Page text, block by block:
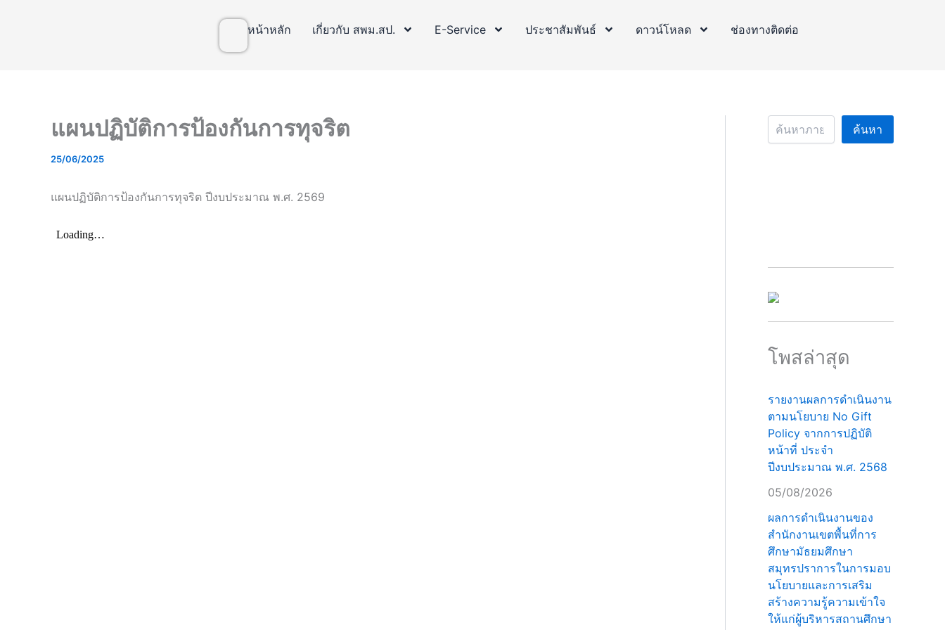
หน้าหลัก เกี่ยวกับ สพม.สป. E-Service ประชาสัมพันธ์ ดาวน์โหลด ช่องทางติดต่อ
แผนปฏิบัติการป้องกันการทุจริต
25/06/2025
แผนปฏิบัติการป้องกันการทุจริต ปีงบประมาณ พ.ศ. 2569
ค้นหา
โพสล่าสุด
รายงานผลการดำเนินงาน
ตามนโยบาย No Gift
Policy จากการปฏิบัติ
หน้าที่ ประจำ
ปีงบประมาณ พ.ศ. 2568
05/08/2026
ผลการดำเนินงานของ
สำนักงานเขตพื้นที่การ
ศึกษามัธยมศึกษา
สมุทรปราการในการมอบ
นโยบายและการเสริม
สร้างความรู้ความเข้าใจ
ให้แก่ผู้บริหารสถานศึกษา